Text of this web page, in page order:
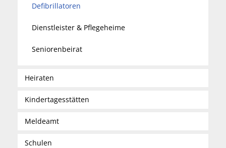
Defibrillatoren
Dienstleister & Pflegeheime
Seniorenbeirat
Heiraten
Kindertagesstätten
Meldeamt
Schulen